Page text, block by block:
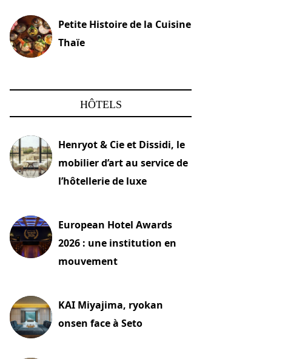
Petite Histoire de la Cuisine
Thaïe
HÔTELS
Henryot & Cie et Dissidi, le
mobilier d’art au service de
l’hôtellerie de luxe
European Hotel Awards
2026 : une institution en
mouvement
KAI Miyajima, ryokan
onsen face à Seto